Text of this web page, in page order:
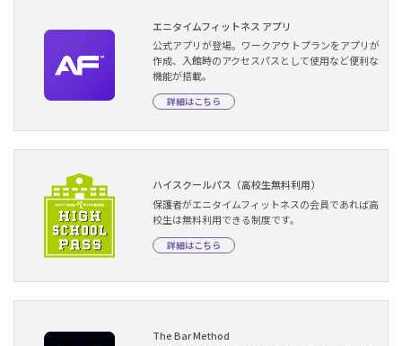
エニタイムフィットネス アプリ
公式アプリが登場。ワークアウトプランをアプリが
作成、入館時のアクセスパスとして使用など便利な
機能が搭載。
詳細はこちら
ハイスクールパス（高校生無料利用）
保護者がエニタイムフィットネスの会員であれば高
校生は無料利用できる制度です。
詳細はこちら
The Bar Method